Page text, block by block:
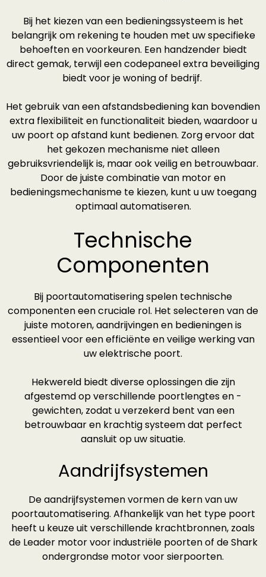
Bij het kiezen van een bedieningssysteem is het
belangrijk om rekening te houden met uw specifieke
behoeften en voorkeuren. Een handzender biedt
direct gemak, terwijl een codepaneel extra beveiliging
biedt voor je woning of bedrijf.
Het gebruik van een afstandsbediening kan bovendien
extra flexibiliteit en functionaliteit bieden, waardoor u
uw poort op afstand kunt bedienen. Zorg ervoor dat
het gekozen mechanisme niet alleen
gebruiksvriendelijk is, maar ook veilig en betrouwbaar.
Door de juiste combinatie van motor en
bedieningsmechanisme te kiezen, kunt u uw toegang
optimaal automatiseren.
Technische
Componenten
Bij poortautomatisering spelen technische
componenten een cruciale rol. Het selecteren van de
juiste motoren, aandrijvingen en bedieningen is
essentieel voor een efficiënte en veilige werking van
uw elektrische poort.
Hekwereld biedt diverse oplossingen die zijn
afgestemd op verschillende poortlengtes en -
gewichten, zodat u verzekerd bent van een
betrouwbaar en krachtig systeem dat perfect
aansluit op uw situatie.
Aandrijfsystemen
De aandrijfsystemen vormen de kern van uw
poortautomatisering. Afhankelijk van het type poort
heeft u keuze uit verschillende krachtbronnen, zoals
de Leader motor voor industriële poorten of de Shark
ondergrondse motor voor sierpoorten.